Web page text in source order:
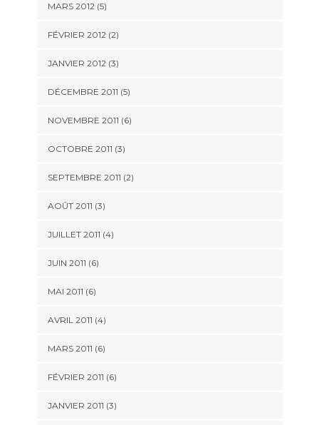
MARS 2012(5)
FÉVRIER 2012(2)
JANVIER 2012(3)
DÉCEMBRE 2011 (5)
NOVEMBRE 2011 (6)
OCTOBRE 2011 (3)
SEPTEMBRE 2011 (2)
AOÛT 2011 (3)
JUILLET 2011 (4)
JUIN 2011 (6)
MAI 2011 (6)
AVRIL 2011 (4)
MARS 2011 (6)
FÉVRIER 2011 (6)
JANVIER 2011 (3)